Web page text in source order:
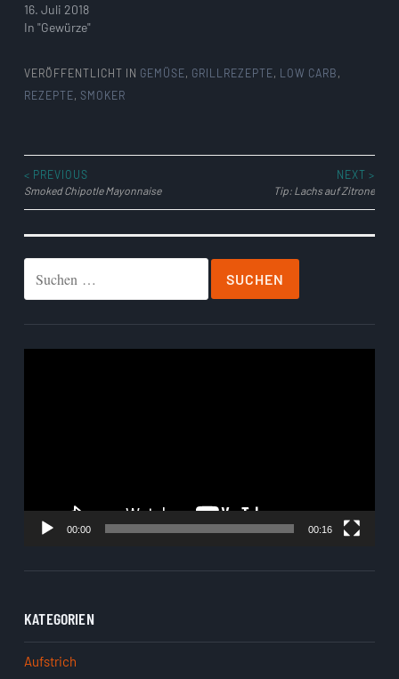
16. Juli 2018
In "Gewürze"
VERÖFFENTLICHT IN GEMÜSE, GRILLREZEPTE, LOW CARB ,
REZEPTE, SMOKER
BEITRAGSNAVIGATION
< PREVIOUS
Smoked Chipotle Mayonnaise
NEXT >
Tip: Lachs auf Zitrone
Suchen
nach:
00:00 00:16
KATEGORIEN
Aufstrich